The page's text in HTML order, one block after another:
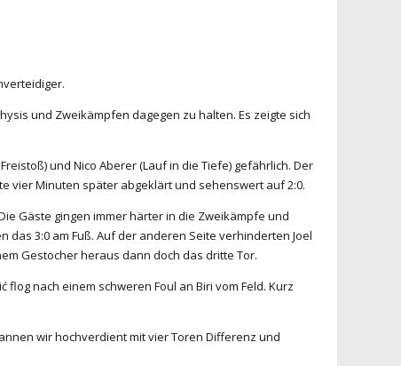
und Zweikämpfen dagegen zu halten. Es zeigte sich
und Nico Aberer (Lauf in die Tiefe) gefährlich. Der
vier Minuten später abgeklärt und sehenswert auf 2:0.
Gäste gingen immer härter in die Zweikämpfe und
3:0 am Fuß. Auf der anderen Seite verhinderten Joel
Gestocher heraus dann doch das dritte Tor.
nach einem schweren Foul an Biri vom Feld. Kurz
wir hochverdient mit vier Toren Differenz und